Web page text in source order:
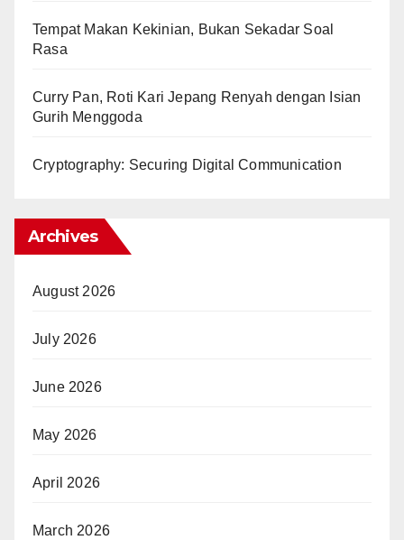
Tempat Makan Kekinian, Bukan Sekadar Soal
Rasa
Curry Pan, Roti Kari Jepang Renyah dengan Isian
Gurih Menggoda
Cryptography: Securing Digital Communication
Archives
August 2026
July 2026
June 2026
May 2026
April 2026
March 2026